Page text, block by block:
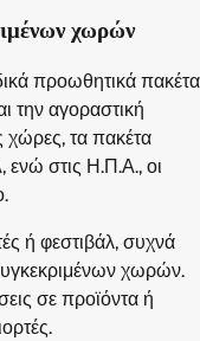
χωρών
προωθητικά πακέτα
την αγοραστική
χώρες, τα πακέτα
ενώ στις Η.Π.Α., οι
ή φεστιβάλ, συχνά
χωρών.
σε προϊόντα ή